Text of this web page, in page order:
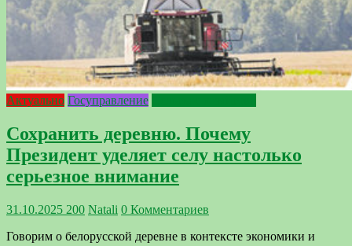
Актуально Госуправление
Сохранить деревню. Почему
Президент уделяет селу настолько
серьезное внимание
31.10.2025 200 Natali 0 Комментариев
Говорим о белорусской деревне в контексте экономики и